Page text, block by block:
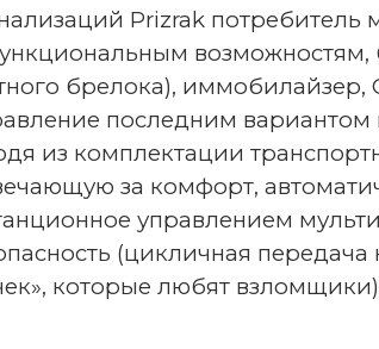
Prizrak
возможностям,
брелока), иммобилайзер,
последним
из комплектации
за комфорт,
управлением
(цикличная
которые любят